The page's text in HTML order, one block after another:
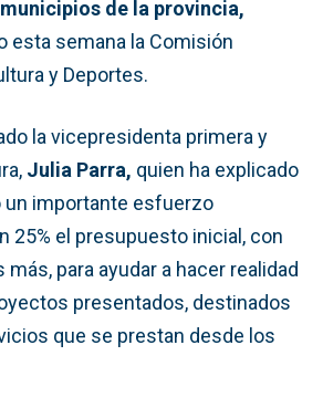
de la provincia,
esta semana la Comisión
y Deportes.
la vicepresidenta primera y
Julia Parra, quien ha explicado
un importante esfuerzo
25% el presupuesto inicial, con
para ayudar a hacer realidad
presentados, destinados
que se prestan desde los